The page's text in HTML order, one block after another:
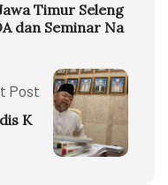
Timur Seleng
dan Seminar Na
Post
K